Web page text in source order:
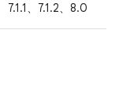
7.1.1、7.1.2、8.0